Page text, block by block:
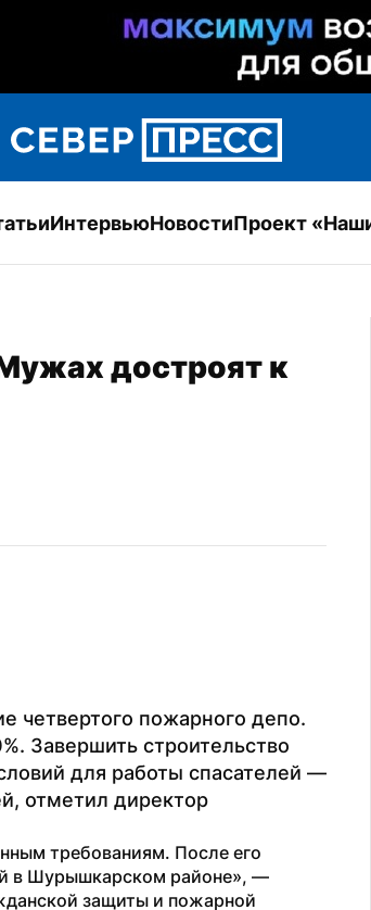
ИнтервьюНовостиПроект
достроят к
четвертого пожарного депо.
Завершить строительство
для работы спасателей —
отметил директор
требованиям. После его
защиты и пожарной